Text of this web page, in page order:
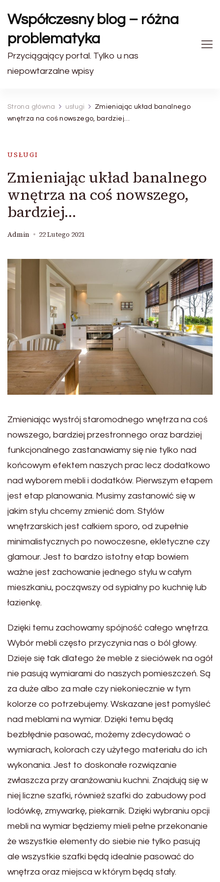
Współczesny blog – różna
problematyka
Przyciągający portal. Tylko u nas
niepowtarzalne wpisy
Strona główna usługi
Zmieniając układ banalnego
wnętrza na coś nowszego, bardziej…
USŁUGI
Zmieniając układ banalnego
wnętrza na coś nowszego,
bardziej…
Admin 22 Lutego 2021
Zmieniając wystrój staromodnego wnętrza na coś
nowszego, bardziej przestronnego oraz bardziej
funkcjonalnego zastanawiamy się nie tylko nad
końcowym efektem naszych prac lecz dodatkowo
nad wyborem mebli i dodatków. Pierwszym etapem
jest etap planowania. Musimy zastanowić się w
jakim stylu chcemy zmienić dom. Stylów
wnętrzarskich jest całkiem sporo, od zupełnie
minimalistycznych po nowoczesne, ekletyczne czy
glamour. Jest to bardzo istotny etap bowiem
ważne jest zachowanie jednego stylu w całym
mieszkaniu, począwszy od sypialny po kuchnię lub
łazienkę.
Dzięki temu zachowamy spójność całego wnętrza.
Wybór mebli często przyczynia nas o ból głowy.
Dzieje się tak dlatego że meble z sieciówek na ogół
nie pasują wymiarami do naszych pomieszczeń. Są
za duże albo za małe czy niekoniecznie w tym
kolorze co potrzebujemy. Wskazane jest pomyśleć
nad meblami na wymiar. Dzięki temu będą
bezbłędnie pasować, możemy zdecydować o
wymiarach, kolorach czy użytego materiału do ich
wykonania. Jest to doskonałe rozwiązanie
zwłaszcza przy aranżowaniu kuchni. Znajdują się w
niej liczne szafki, również szafki do zabudowy pod
lodówkę, zmywarkę, piekarnik. Dzięki wybraniu opcji
mebli na wymiar będziemy mieli pełne przekonanie
że wszystkie elementy do siebie nie tylko pasują
ale wszystkie szafki będą idealnie pasować do
wnętrza oraz miejsca w którym będą stały.